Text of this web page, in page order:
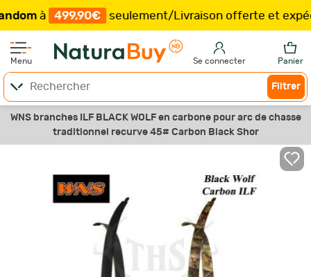
à 499,90€ seulement/Livraison offerte et
Menu Se connecter Panier
Filtrer
WNS branches ILF BLACK WOLF en carbone pour arc de chasse
traditionnel recurve 45# Carbon Black Shor